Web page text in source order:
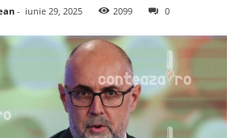
- iunie 29, 2025 2099 0